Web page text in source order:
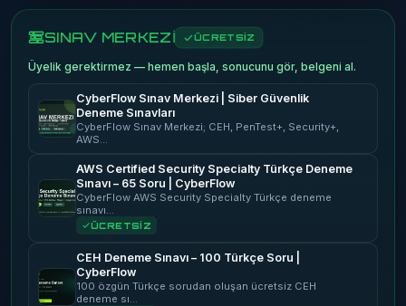
SINAV MERKEZİ ÜCRETSİZ
Üyelik gerektirmez — hemen başla, sonucunu gör, belgeni al.
CyberFlow Sınav Merkezi | Siber Güvenlik
Deneme Sınavları
CyberFlow Sınav Merkezi; CEH, PenTest+, Security+,
AWS…
AWS Certified Security Specialty Türkçe Deneme
Sınavı – 65 Soru | CyberFlow
CyberFlow AWS Security Specialty Türkçe deneme
sınavı…
ÜCRETSİZ
CEH Deneme Sınavı – 100 Türkçe Soru |
CyberFlow
100 özgün Türkçe sorudan oluşan ücretsiz CEH
deneme sı…